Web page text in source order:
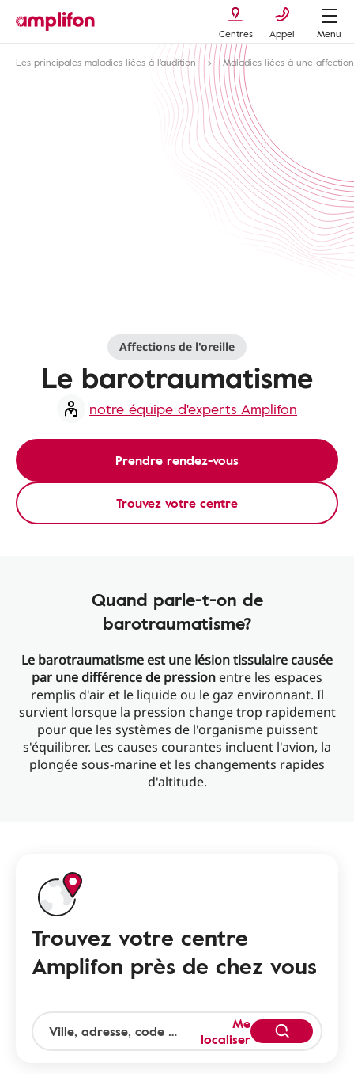
Centres Appel
Menu
Les principales maladies liées à l'audition
Maladies liées à une
Affections de l'oreille
Le barotraumatisme
notre équipe d'experts Amplifon
Prendre rendez-vous
Trouvez votre centre
Quand parle-t-on de
barotraumatisme?
Le barotraumatisme est une lésion tissulaire causée
par une différence de pression entre les espaces
remplis d'air et le liquide ou le gaz environnant. Il
survient lorsque la pression change trop rapidement
pour que les systèmes de l'organisme puissent
s'équilibrer. Les causes courantes incluent l'avion, la
plongée sous-marine et les changements rapides
d'altitude.
Trouvez votre centre
Amplifon près de chez vous
Me
localiser